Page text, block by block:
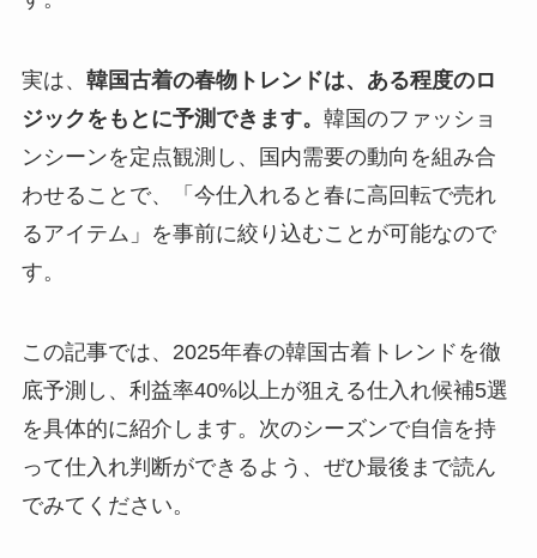
実は、 韓国古着の春物トレンドは、ある程度のロ
ジックをもとに予測できます。 韓国のファッショ
ンシーンを定点観測し、国内需要の動向を組み合
わせることで、「今仕入れると春に高回転で売れ
るアイテム」を事前に絞り込むことが可能なので
す。
この記事では、2025年春の韓国古着トレンドを徹
底予測し、利益率40%以上が狙える仕入れ候補5選
を具体的に紹介します。次のシーズンで自信を持
って仕入れ判断ができるよう、ぜひ最後まで読ん
でみてください。